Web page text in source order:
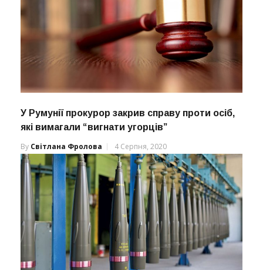
У Румунії прокурор закрив справу проти осіб,
які вимагали “вигнати угорців”
By Світлана Фролова 4 Серпня, 2020